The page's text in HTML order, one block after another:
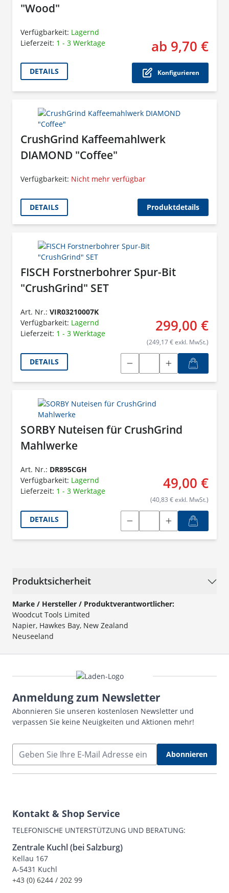
"Wood"
Verfügbarkeit: Lagernd
Lieferzeit: 1 - 3 Werktage ab 9,70 €
Der
DETAILS
Konfigurieren
CrushGrind Kaffeemahlwerk
DIAMOND "Coffee"
Verfügbarkeit: Nicht mehr verfügbar
DETAILS Produktdetails
FISCH Forstnerbohrer Spur-Bit
"CrushGrind" SET
Art. Nr.: VIR03210007K
Verfügbarkeit: Lagernd
Lieferzeit: 1 - 3 Werktage 299,00 €
(249,17 € exkl. MwSt.)
DETAILS
SORBY Nuteisen für CrushGrind
Mahlwerke
Art. Nr.: DR895CGH
Verfügbarkeit: Lagernd
Lieferzeit: 1 - 3 Werktage 49,00 €
(40,83 € exkl. MwSt.)
DETAILS
Produktsicherheit
Marke / Hersteller / Produktverantwortlicher:
Woodcut Tools Limited
Napier, Hawkes Bay, New Zealand
Neuseeland
Anmeldung zum Newsletter
Abonnieren Sie unseren kostenlosen Newsletter und
verpassen Sie keine Neuigkeiten und Aktionen mehr!
Abonnieren
Kontakt & Shop Service
TELEFONISCHE UNTERSTÜTZUNG UND BERATUNG:
Zentrale Kuchl (bei Salzburg)
Kellau 167
A-5431 Kuchl
+43 (0) 6244 / 202 99